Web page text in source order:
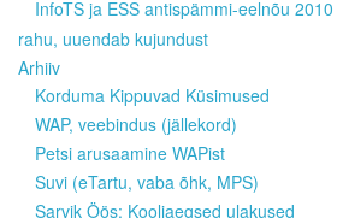
InfoTS ja ESS antispämmi-eelnõu 2010
rahu, uuendab kujundust
Arhiiv
Korduma Kippuvad Küsimused
WAP, veebindus (jällekord)
Petsi arusaamine WAPist
Suvi (eTartu, vaba õhk, MPS)
Sarvik Öös: Kooliaegsed ulakused